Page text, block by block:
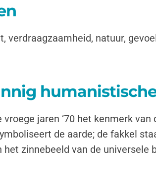
natuur,
jaren ‘70 het kenmerk
de aarde; de fakkel
zinnebeeld van de universele